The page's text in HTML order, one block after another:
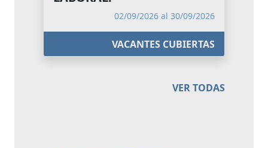
02/09/2026 al 30/09/2026
VACANTES CUBIERTAS
VER TODAS